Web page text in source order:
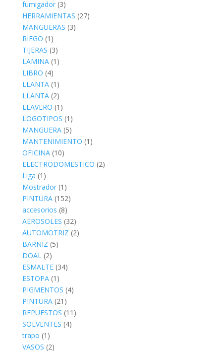
fumigador (3)
HERRAMIENTAS (27)
MANGUERAS (3)
RIEGO (1)
TIJERAS (3)
LAMINA (1)
LIBRO (4)
LLANTA (1)
LLANTA (2)
LLAVERO (1)
LOGOTIPOS (1)
MANGUERA (5)
MANTENIMIENTO (1)
OFICINA (10)
ELECTRODOMESTICO (2)
Liga (1)
Mostrador (1)
PINTURA (152)
accesorios (8)
AEROSOLES (32)
AUTOMOTRIZ (2)
BARNIZ (5)
DOAL (2)
ESMALTE (34)
ESTOPA (1)
PIGMENTOS (4)
PINTURA (21)
REPUESTOS (11)
SOLVENTES (4)
trapo (1)
VASOS (2)